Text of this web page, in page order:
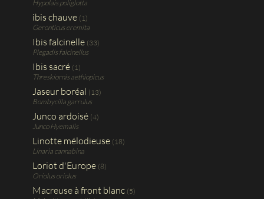
Hypolais poliglotta
ibis chauve (1)
Geronticus eremita
Ibis falcinelle (33)
Plegadis falcinellus
Ibis sacré (1)
Threskiornis aethiopicus
Jaseur boréal (13)
Bombycilla garrulus
Junco ardoisé (4)
Junco Hyemalis
Linotte mélodieuse (18)
Linaria cannabina
Loriot d'Europe (8)
Oriolus oriolus
Macreuse à front blanc (5)